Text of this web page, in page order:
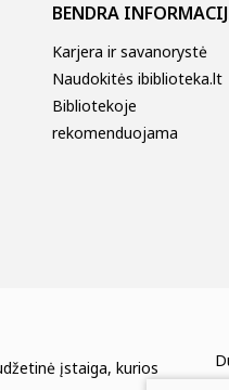
BENDRA
Karjera ir savanorystė
Naudokitės ibiblioteka.lt
Bibliotekoje
rekomenduojama
įstaiga, kurios